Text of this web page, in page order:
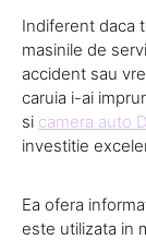
Indiferent daca
masinile de
accident sau
caruia i-ai
si camera auto
investitie
Ea ofera
este utilizata in